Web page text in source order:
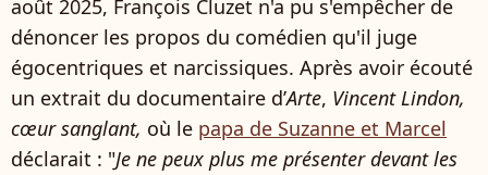
août 2025, François Cluzet n'a pu s'empêcher de
dénoncer les propos du comédien qu'il juge
égocentriques et narcissiques. Après avoir écouté
un extrait du documentaire d’Arte, Vincent Lindon,
cœur sanglant, où le papa de Suzanne et Marcel
déclarait : "Je ne peux plus me présenter devant les